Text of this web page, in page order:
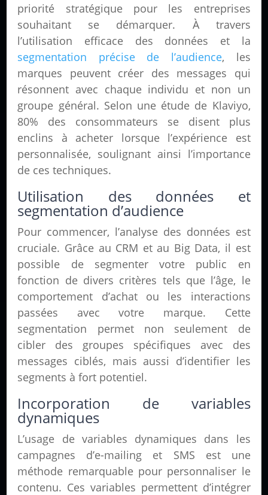
priorité stratégique pour les entreprises
souhaitant se démarquer. À travers
l’utilisation efficace des données et la
segmentation précise de l’audience, les
marques peuvent créer des messages qui
résonnent avec chaque individu et non un
groupe général. Selon une étude de Klaviyo,
80% des consommateurs se disent plus
enclins à acheter lorsque l’expérience est
personnalisée, soulignant ainsi l’importance
de ces techniques.
Utilisation des données et
segmentation d’audience
Pour commencer, l’analyse des données est
cruciale. Grâce au CRM et au Big Data, il est
possible de segmenter votre public en
fonction de divers critères tels que l’âge, le
comportement d’achat ou les interactions
passées avec votre marque. Cette
segmentation permet non seulement de
cibler des groupes spécifiques avec des
messages ciblés, mais aussi d’identifier les
segments à fort potentiel.
Incorporation de variables
dynamiques
L’usage de variables dynamiques dans les
campagnes d’e-mailing et SMS est une
méthode remarquable pour personnaliser le
contenu. Ces variables permettent d’intégrer